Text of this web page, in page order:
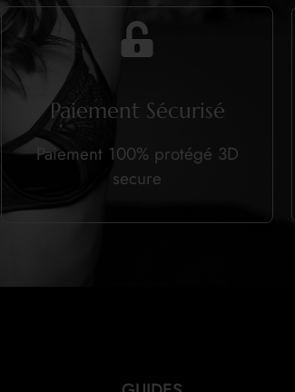
Paiement Sécurisé
Paiement 100% protégé 3D
secure